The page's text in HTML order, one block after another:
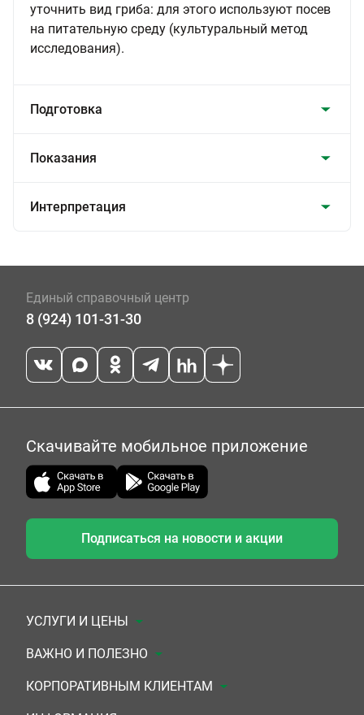
уточнить вид гриба: для этого используют посев
на питательную среду (культуральный метод
исследования).
Подготовка
Показания
Интерпретация
Единый справочный центр
8 (924) 101-31-30
Скачивайте мобильное приложение
Подписаться на новости и акции
УСЛУГИ И ЦЕНЫ
Анализы
Комплексы
ВАЖНО И ПОЛЕЗНО
Документы для заключения договора
КОРПОРАТИВНЫМ КЛИЕНТАМ